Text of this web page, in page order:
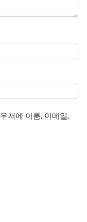
저에 이름, 이메일,